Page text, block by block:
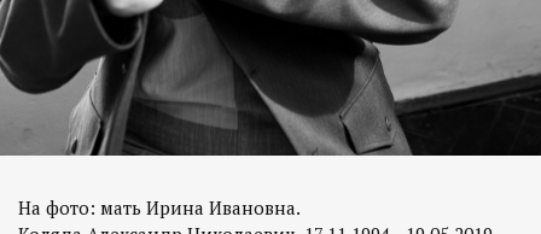
На фото: мать Ирина Ивановна.